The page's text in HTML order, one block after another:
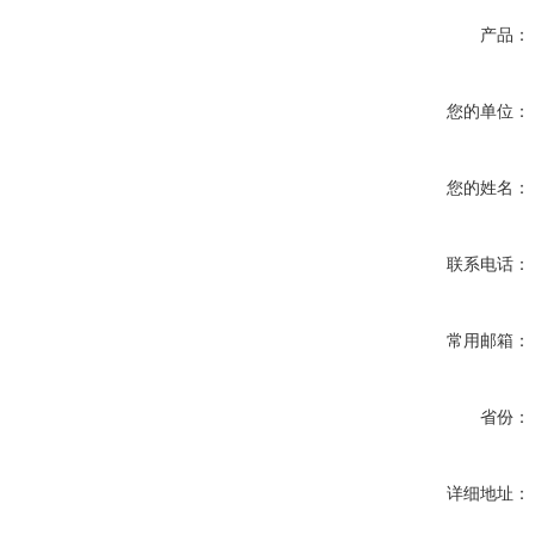
产品：
您的单位：
您的姓名：
联系电话：
常用邮箱：
省份：
详细地址：